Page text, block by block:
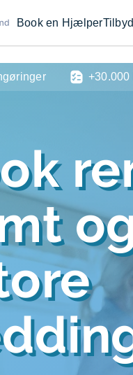
Book en Hjælper
+30.000